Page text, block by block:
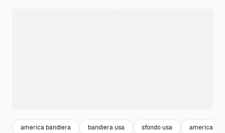
america bandiera bandiera usa sfondo usa america flag